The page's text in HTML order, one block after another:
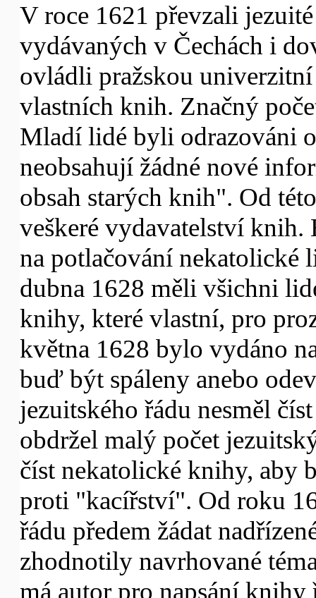
V roce 1621 převzali
vydávaných v Čechách i
ovládli pražskou
vlastních knih. Značný
Mladí lidé byli odrazováni
neobsahují žádné nové
obsah starých knih". Od
veškeré vydavatelství
na potlačování nekatolické
dubna 1628 měli všichni
knihy, které vlastní, pro
května 1628 bylo vydáno
buď být spáleny anebo
jezuitského řádu nesměl
obdržel malý počet
číst nekatolické knihy, aby
proti "kacířství". Od roku
řádu předem žádat
zhodnotily navrhované
má autor pro napsání